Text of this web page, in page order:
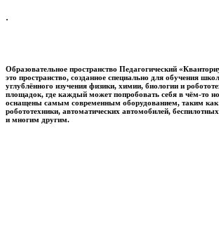
.
Образовательное пространство Педагогический
это пространство, созданное специально для обучения
углублённого изучения физики, химии, биологии и
площадок, где каждый может попробовать себя в чём-то
оснащены самым современным оборудованием, таким
робототехники, автоматических автомобилей,
и многим другим.